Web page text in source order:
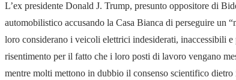
L’ex presidente Donald J. Trump, presunto oppositore di
automobilistico accusando la Casa Bianca di perseguire
loro considerano i veicoli elettrici indesiderati, inaccessibili
risentimento per il fatto che i loro posti di lavoro vengano
mentre molti mettono in dubbio il consenso scientifico